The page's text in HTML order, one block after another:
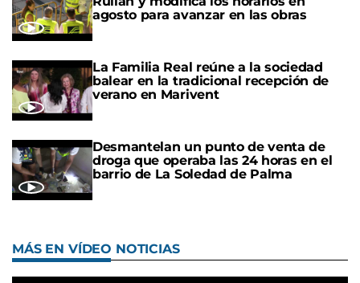
agosto para avanzar en las obras
La Familia Real reúne a la sociedad
balear en la tradicional recepción de
verano en Marivent
Desmantelan un punto de venta de
droga que operaba las 24 horas en el
barrio de La Soledad de Palma
MÁS EN VÍDEO NOTICIAS